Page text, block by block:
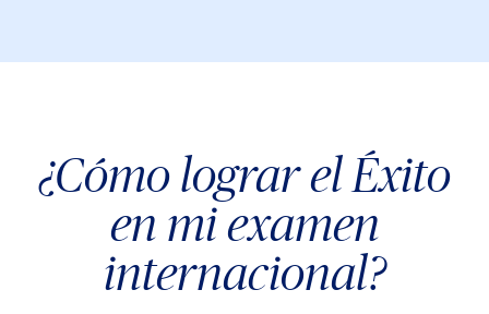
¿Cómo lograr el Éxito
en mi examen
internacional?